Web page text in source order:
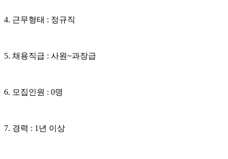
4. 근무형태 : 정규직
5. 채용직급 : 사원~과장급
6. 모집인원 : 0명
7. 경력 : 1년 이상